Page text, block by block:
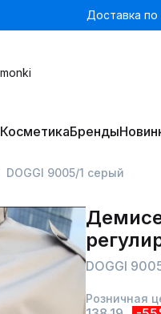
Доставка
КосметикаБренды
DOGGI 9005/1 серый
DOGGI
Розничная